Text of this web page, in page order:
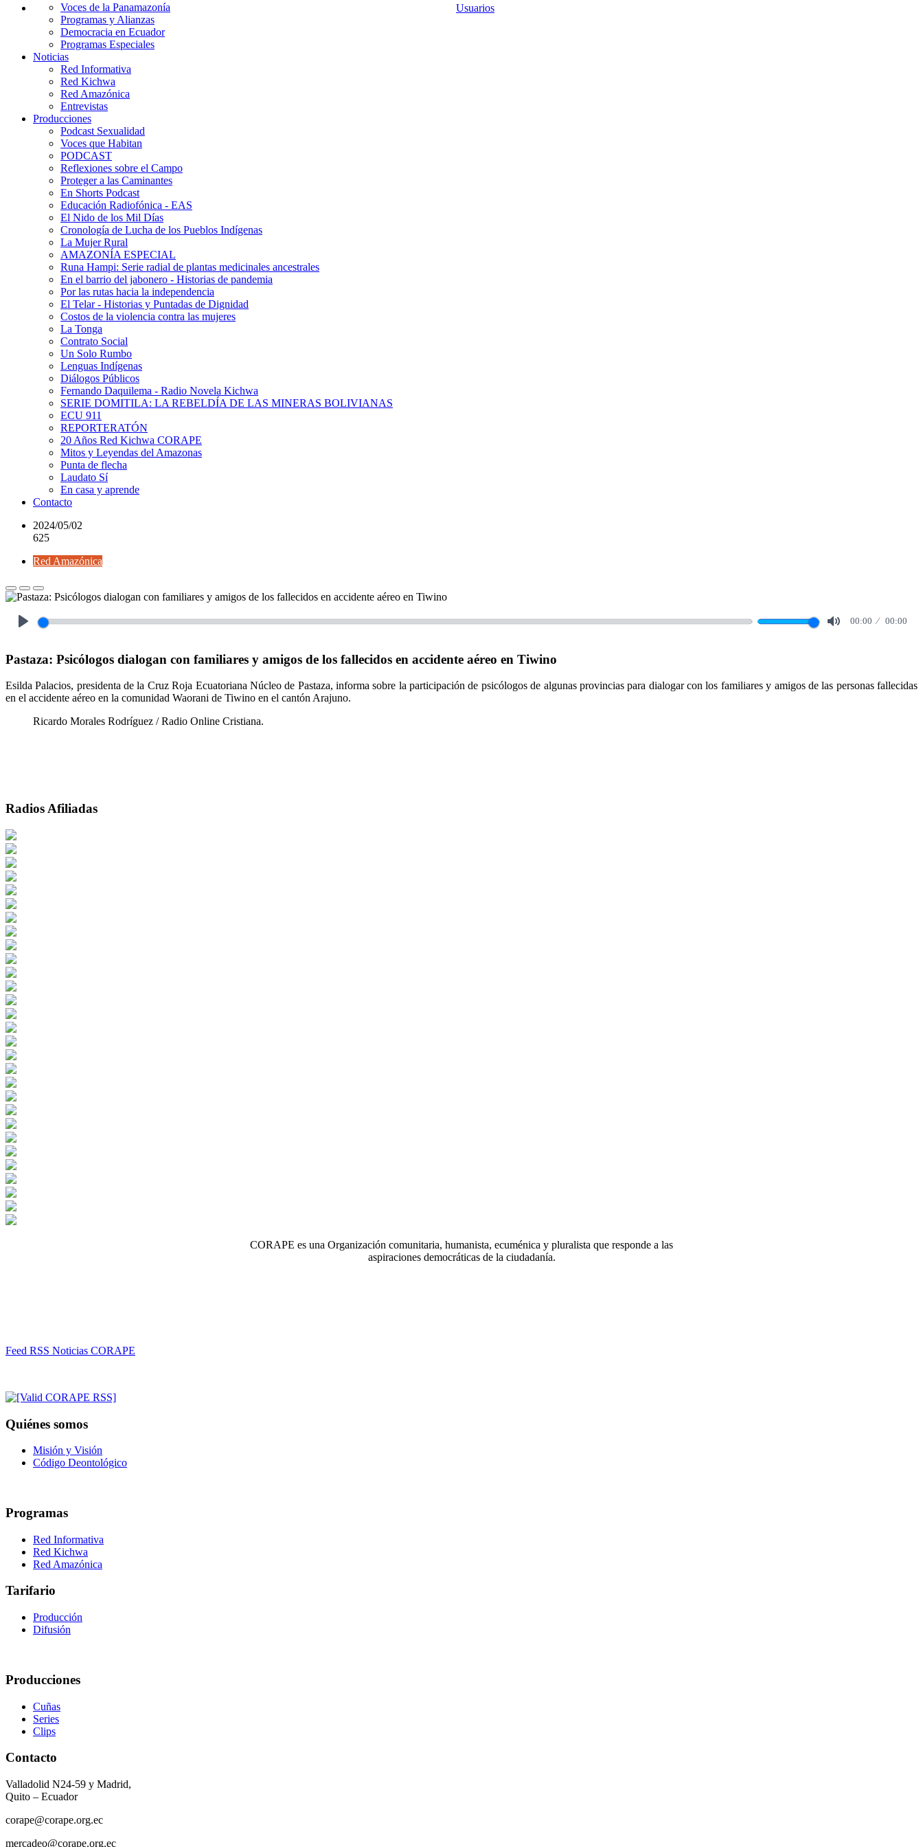
Usuarios
Voces de la Panamazonía
Programas y Alianzas
Democracia en Ecuador
Programas Especiales
Noticias
Red Informativa
Red Kichwa
Red Amazónica
Entrevistas
Producciones
Podcast Sexualidad
Voces que Habitan
PODCAST
Reflexiones sobre el Campo
Proteger a las Caminantes
En Shorts Podcast
Educación Radiofónica - EAS
El Nido de los Mil Días
Cronología de Lucha de los Pueblos Indígenas
La Mujer Rural
AMAZONÍA ESPECIAL
Runa Hampi: Serie radial de plantas medicinales ancestrales
En el barrio del jabonero - Historias de pandemia
Por las rutas hacia la independencia
El Telar - Historias y Puntadas de Dignidad
Costos de la violencia contra las mujeres
La Tonga
Contrato Social
Un Solo Rumbo
Lenguas Indígenas
Diálogos Públicos
Fernando Daquilema - Radio Novela Kichwa
SERIE DOMITILA: LA REBELDÍA DE LAS MINERAS BOLIVIANAS
ECU 911
REPORTERATÓN
20 Años Red Kichwa CORAPE
Mitos y Leyendas del Amazonas
Punta de flecha
Laudato Sí
En casa y aprende
Contacto
2024/05/02
625
Red Amazónica
00:00 00:00
Pastaza: Psicólogos dialogan con familiares y amigos de los fallecidos en accidente aéreo en Tiwino
Esilda Palacios, presidenta de la Cruz Roja Ecuatoriana Núcleo de Pastaza, informa sobre la participación de psicólogos de algunas provincias para dialogar con los familiares y amigos de las personas fallecidas
en el accidente aéreo en la comunidad Waorani de Tiwino en el cantón Arajuno.
Ricardo Morales Rodríguez / Radio Online Cristiana.
Radios Afiliadas
CORAPE es una Organización comunitaria, humanista, ecuménica y pluralista que responde a las
aspiraciones democráticas de la ciudadanía.
Feed RSS Noticias CORAPE
Quiénes somos
Misión y Visión
Código Deontológico
Programas
Red Informativa
Red Kichwa
Red Amazónica
Tarifario
Producción
Difusión
Producciones
Cuñas
Series
Clips
Contacto
Valladolid N24-59 y Madrid,
Quito – Ecuador
corape@corape.org.ec
mercadeo@corape.org.ec